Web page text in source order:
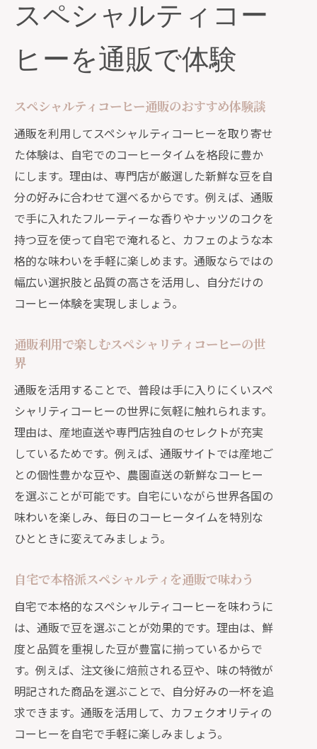
スペシャルティコー
ヒーを通販で体験
スペシャルティコーヒー通販のおすすめ体験談
通販を利用してスペシャルティコーヒーを取り寄せ
た体験は、自宅でのコーヒータイムを格段に豊か
にします。理由は、専門店が厳選した新鮮な豆を自
分の好みに合わせて選べるからです。例えば、通販
で手に入れたフルーティーな香りやナッツのコクを
持つ豆を使って自宅で淹れると、カフェのような本
格的な味わいを手軽に楽しめます。通販ならではの
幅広い選択肢と品質の高さを活用し、自分だけの
コーヒー体験を実現しましょう。
通販利用で楽しむスペシャリティコーヒーの世
界
通販を活用することで、普段は手に入りにくいスペ
シャリティコーヒーの世界に気軽に触れられます。
理由は、産地直送や専門店独自のセレクトが充実
しているためです。例えば、通販サイトでは産地ご
との個性豊かな豆や、農園直送の新鮮なコーヒー
を選ぶことが可能です。自宅にいながら世界各国の
味わいを楽しみ、毎日のコーヒータイムを特別な
ひとときに変えてみましょう。
自宅で本格派スペシャルティを通販で味わう
自宅で本格的なスペシャルティコーヒーを味わうに
は、通販で豆を選ぶことが効果的です。理由は、鮮
度と品質を重視した豆が豊富に揃っているからで
す。例えば、注文後に焙煎される豆や、味の特徴が
明記された商品を選ぶことで、自分好みの一杯を追
求できます。通販を活用して、カフェクオリティの
コーヒーを自宅で手軽に楽しみましょう。